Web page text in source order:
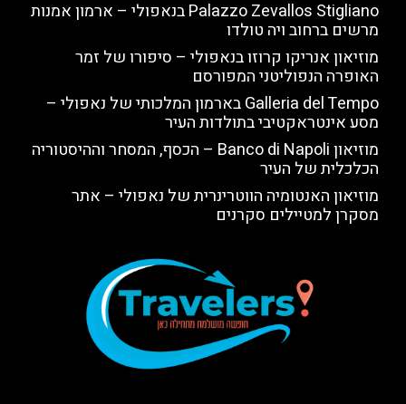
Palazzo Zevallos Stigliano בנאפולי – ארמון אמנות
מרשים ברחוב ויה טולדו
מוזיאון אנריקו קרוזו בנאפולי – סיפורו של זמר
האופרה הנפוליטני המפורסם
Galleria del Tempo בארמון המלכותי של נאפולי –
מסע אינטראקטיבי בתולדות העיר
מוזיאון Banco di Napoli – הכסף, המסחר וההיסטוריה
הכלכלית של העיר
מוזיאון האנטומיה הווטרינרית של נאפולי – אתר
מסקרן למטיילים סקרנים